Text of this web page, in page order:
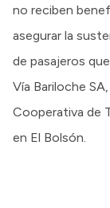
no reciben
asegurar la
de pasajeros
Vía Bariloche
Cooperativa de
en El Bolsón.